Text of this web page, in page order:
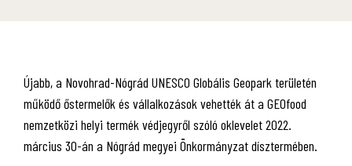
Újabb, a Novohrad-Nógrád UNESCO Globális Geopark területén
működő őstermelők és vállalkozások vehették át a GEOfood
nemzetközi helyi termék védjegyről szóló oklevelet 2022.
március 30-án a Nógrád megyei Önkormányzat dísztermében.